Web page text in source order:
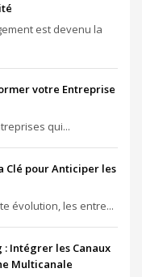
est devenu la
votre Entreprise
qui...
Clé pour Anticiper les
évolution, les entre...
Intégrer les Canaux
Multicanale